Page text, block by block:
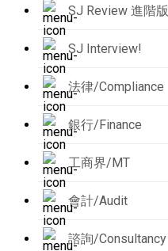
SJ Review 進階版
SJ Interview!
法律/Compliance
銀行/Finance
工商界/MT
會計/Audit
諮詢/Consultancy